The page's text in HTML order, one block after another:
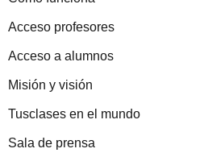
Acceso profesores
Acceso a alumnos
Misión y visión
Tusclases en el mundo
Sala de prensa